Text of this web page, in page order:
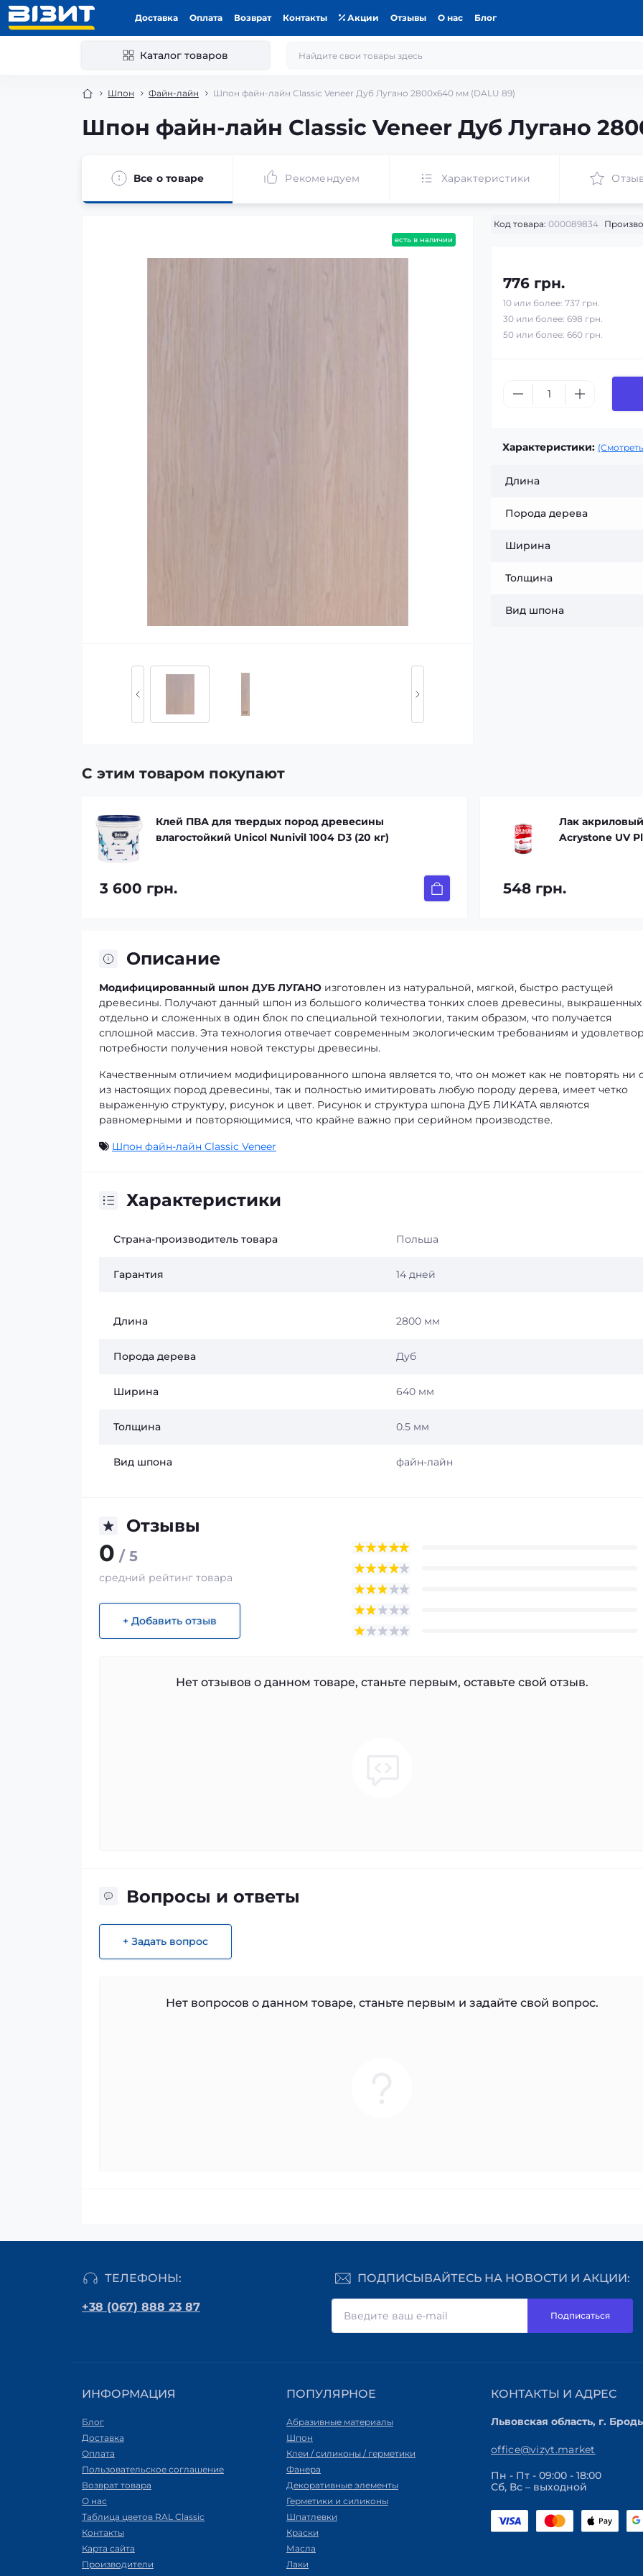
Доставка Оплата Возврат Контакты Акции Отзывы О нас Блог
Каталог товаров
Шпон Файн-лайн Шпон файн-лайн Classic Veneer Дуб Лугано 2800x640 мм (DALU 89)
Шпон файн-лайн Classic Veneer Дуб Лугано
Все о товаре Рекомендуем Характеристики
есть в наличии
Код товара: 000089834
776 грн.
10 или более: 737 грн.
30 или более: 698 грн.
50 или более: 660 грн.
Характеристики:
Длина
Порода дерева
Ширина
Толщина
Вид шпона
С этим товаром покупают
Клей ПВА для твердых пород древесины
влагостойкий Unicol Nunivil 1004 D3 (20 кг)
3 600 грн.
Лак
Acrystone UV
548 грн.
Описание
Модифицированный шпон ДУБ ЛУГАНО изготовлен из натуральной, мягкой, быстро растущей
древесины. Получают данный шпон из большого количества тонких слоев древесины, выкрашенных
отдельно и сложенных в один блок по специальной технологии, таким образом, что получается
сплошной массив. Эта технология отвечает современным экологическим требованиям и
потребности получения новой текстуры древесины.
Качественным отличием модифицированного шпона является то, что он может как не повторять ни
из настоящих пород древесины, так и полностью имитировать любую породу дерева, имеет четко
выраженную структуру, рисунок и цвет. Рисунок и структура шпона ДУБ ЛИКАТА являются
равномерными и повторяющимися, что крайне важно при серийном производстве.
Шпон файн-лайн Classic Veneer
Характеристики
Страна-производитель товара Польша
Гарантия 14 дней
Длина 2800 мм
Порода дерева Дуб
Ширина 640 мм
Толщина 0.5 мм
Вид шпона файн-лайн
Отзывы
0 / 5
средний рейтинг товара
+ Добавить отзыв
Нет отзывов о данном товаре, станьте первым, оставьте свой отзыв.
Вопросы и ответы
+ Задать вопрос
Нет вопросов о данном товаре, станьте первым и задайте свой вопрос.
ТЕЛЕФОНЫ:
+38 (067) 888 23 87
ПОДПИСЫВАЙТЕСЬ НА НОВОСТИ И АКЦИИ:
Подписаться
ИНФОРМАЦИЯ
Блог
Доставка
Оплата
Пользовательское соглашение
Возврат товара
О нас
Таблица цветов RAL Classic
Контакты
Карта сайта
Производители
ПОПУЛЯРНОЕ
Абразивные материалы
Шпон
Клеи / силиконы / герметики
Фанера
Декоративные элементы
Герметики и силиконы
Шпатлевки
Краски
Масла
Лаки
КОНТАКТЫ И АДРЕС
Львовская область, г.
office@vizyt.market
Пн - Пт - 09:00 - 18:00
Сб, Вс – выходной